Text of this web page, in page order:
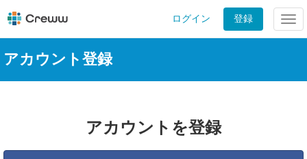
ログイン 登録
アカウント登録
アカウントを登録